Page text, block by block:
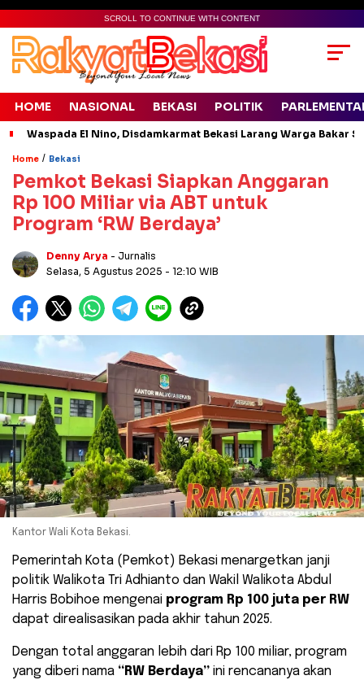
SCROLL TO CONTINUE WITH CONTENT
HOME NASIONAL BEKASI POLITIK
Waspada El Nino, Disdamkarmat Bekasi Larang Warga Bakar
Home / Bekasi
Pemkot Bekasi Siapkan Anggaran
Rp 100 Miliar via ABT untuk
Program ‘RW Berdaya’
Denny Arya - Jurnalis
Selasa, 5 Agustus 2025 - 12:10 WIB
Kantor Wali Kota Bekasi.
Pemerintah Kota (Pemkot) Bekasi menargetkan janji
politik Walikota Tri Adhianto dan Wakil Walikota Abdul
Harris Bobihoe mengenai program Rp 100 juta per RW
dapat direalisasikan pada akhir tahun 2025.
Dengan total anggaran lebih dari Rp 100 miliar, program
yang diberi nama “RW Berdaya” ini rencananya akan